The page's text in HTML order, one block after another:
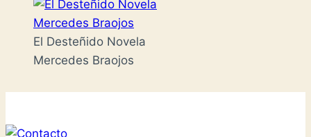
El Desteñido Novela
Mercedes Braojos